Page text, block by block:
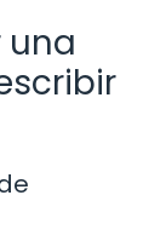
una